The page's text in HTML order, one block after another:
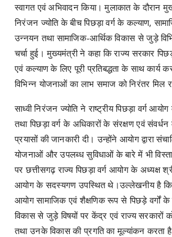
स्वागत एवं अभिवादन किया। मुलाकात के दौरान
निरंजन ज्योति के बीच पिछड़ा वर्ग के कल्याण,
उन्नयन तथा सामाजिक-आर्थिक विकास से जुड़े
चर्चा हुई। मुख्यमंत्री ने कहा कि राज्य सरकार
एवं कल्याण के लिए पूरी प्रतिबद्धता के साथ कार्य
विभिन्न योजनाओं का लाभ समाज को निरंतर मिल
साध्वी निरंजन ज्योति ने राष्ट्रीय पिछड़ा वर्ग
तथा पिछड़ा वर्ग के अधिकारों के संरक्षण एवं
प्रयासों की जानकारी दी। उन्होंने आयोग द्वारा
योजनाओं और उपलब्ध सुविधाओं के बारे में भी
पर छत्तीसगढ़ राज्य पिछड़ा वर्ग आयोग के अध्यक्ष
आयोग के सदस्यगण उपस्थित थे।उल्लेखनीय है कि
आयोग सामाजिक एवं शैक्षणिक रूप से पिछड़े वर्गों
विकास से जुड़े विषयों पर केंद्र एवं राज्य सरकारों
तथा उनके विकास की प्रगति का मूल्यांकन करता